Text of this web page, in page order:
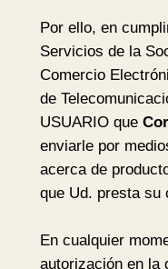
Por ello, en
Servicios de la
Comercio
de
USUARIO que
enviarle por
acerca de
que Ud. presta su
En cualquier
autorización en la